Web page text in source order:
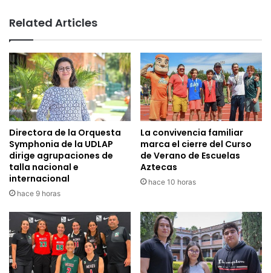
Related Articles
Directora de la Orquesta
Symphonia de la UDLAP
dirige agrupaciones de
talla nacional e
internacional
hace 9 horas
La convivencia familiar
marca el cierre del Curso
de Verano de Escuelas
Aztecas
hace 10 horas